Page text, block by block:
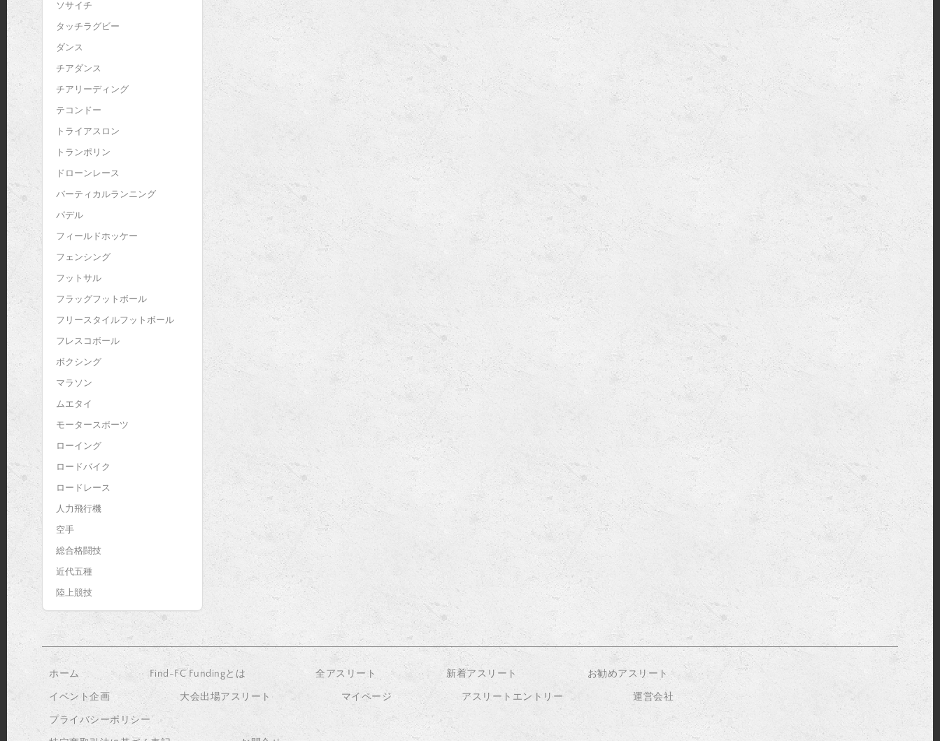
ソサイチ
タッチラグビー
ダンス
チアダンス
チアリーディング
テコンドー
トライアスロン
トランポリン
ドローンレース
バーティカルランニング
パデル
フィールドホッケー
フェンシング
フットサル
フラッグフットボール
フリースタイルフットボール
フレスコボール
ボクシング
マラソン
ムエタイ
モータースポーツ
ローイング
ロードバイク
ロードレース
人力飛行機
空手
総合格闘技
近代五種
陸上競技
ホーム Find-FC Fundingとは 全アスリート 新着アスリート お勧めアスリート
イベント企画 大会出場アスリート マイページ アスリートエントリー 運営会社
プライバシーポリシー